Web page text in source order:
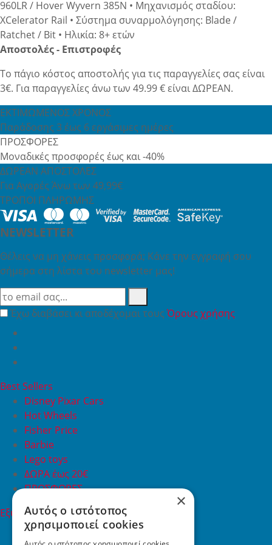
960LR / Hover Wyvern 385N • Μηχανισμός σταδίου:
XCelerator Rail • Σύστημα συναρμολόγησης: Blade /
Ratchet / Bit • Ηλικία: 8+ ετών
Αποστολές - Επιστροφές
Το πάγιο κόστος αποστολής για τις παραγγελίες σας είναι
3€. Για παραγγελίες άνω των 49.99 € είναι ΔΩΡΕΑΝ.
ΕΚΤΙΜΩΜΕΝΟΣ ΧΡΟΝΟΣ
Παράδοσης 3 έως 6 εργάσιμες ημέρες
ΠΡΟΣΦΟΡΕΣ
Μοναδικές προσφορές έως και -40%
ΔΩΡΕΑΝ ΑΠΟΣΤΟΛΕΣ
Για Αγορές Άνω των 49,99€
ΤΡΟΠΟΙ ΠΛΗΡΩΜΗΣ
NEWSLETTER
Θέλεις να μη χάνεις προσφορά; Κάνε την εγγραφή σου
σήμερα στη λίστα του newsletter μας!
Έχω διαβάσει κι αποδέχομαι τουςΌρους χρήσης
Best Sellers
Disney Pixar Cars
Hot Wheels
Fisher Price
Barbie
Lego toys
ΔΩΡΑ έως 20€
ΠΡΟΣΦΟΡΕΣ
Εξυπηρέτηση Πελατών
Εξυπηρέτηση πελατών
Συχνές ερωτήσεις
×
Αυτός ο ιστότοπος
χρησιμοποιεί cookies